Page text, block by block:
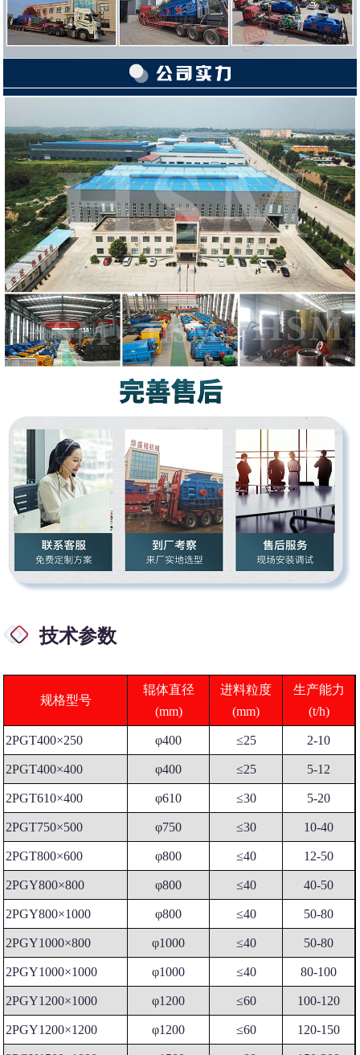
技术参数
规格型号
辊体直径
(mm)
进料粒度
(mm)
生产能力
(t/h)
2PGT400×250 φ400 ≤25 2-10
2PGT400×400 φ400 ≤25 5-12
2PGT610×400 φ610 ≤30 5-20
2PGT750×500 φ750 ≤30 10-40
2PGT800×600 φ800 ≤40 12-50
2PGY800×800 φ800 ≤40 40-50
2PGY800×1000 φ800 ≤40 50-80
2PGY1000×800 φ1000 ≤40 50-80
2PGY1000×1000 φ1000 ≤40 80-100
2PGY1200×1000 φ1200 ≤60 100-120
2PGY1200×1200 φ1200 ≤60 120-150